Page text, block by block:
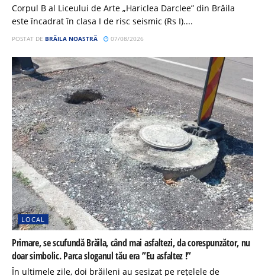
Corpul B al Liceului de Arte „Hariclea Darclee” din Brăila
este încadrat în clasa I de risc seismic (Rs I)....
POSTAT DE BRĂILA NOASTRĂ 07/08/2026
LOCAL
Primare, se scufundă Brăila, când mai asfaltezi, da corespunzător, nu
doar simbolic. Parca sloganul tău era ”Eu asfaltez !”
În ultimele zile, doi brăileni au sesizat pe rețelele de